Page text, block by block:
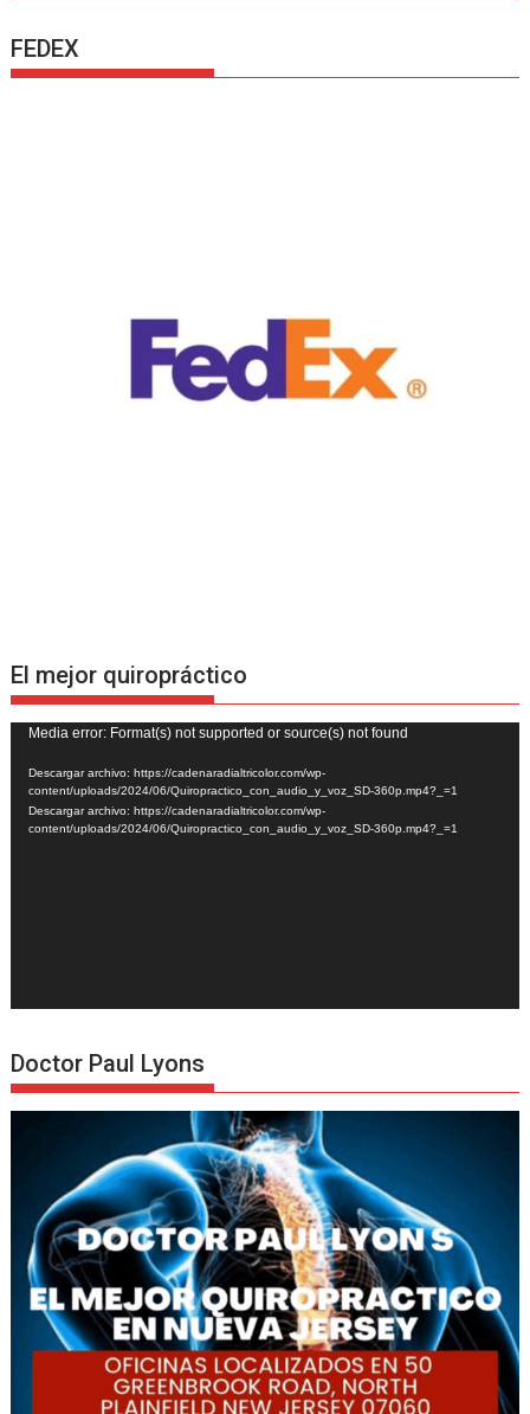
FEDEX
El mejor quiropráctico
Reproductor
de
vídeo
Media error: Format(s) not supported or source(s) not found
Descargar archivo: https://cadenaradialtricolor.com/wp-
content/uploads/2024/06/Quiropractico_con_audio_y_voz_SD-360p.mp4?_=1
Descargar archivo: https://cadenaradialtricolor.com/wp-
content/uploads/2024/06/Quiropractico_con_audio_y_voz_SD-360p.mp4?_=1
Doctor Paul Lyons